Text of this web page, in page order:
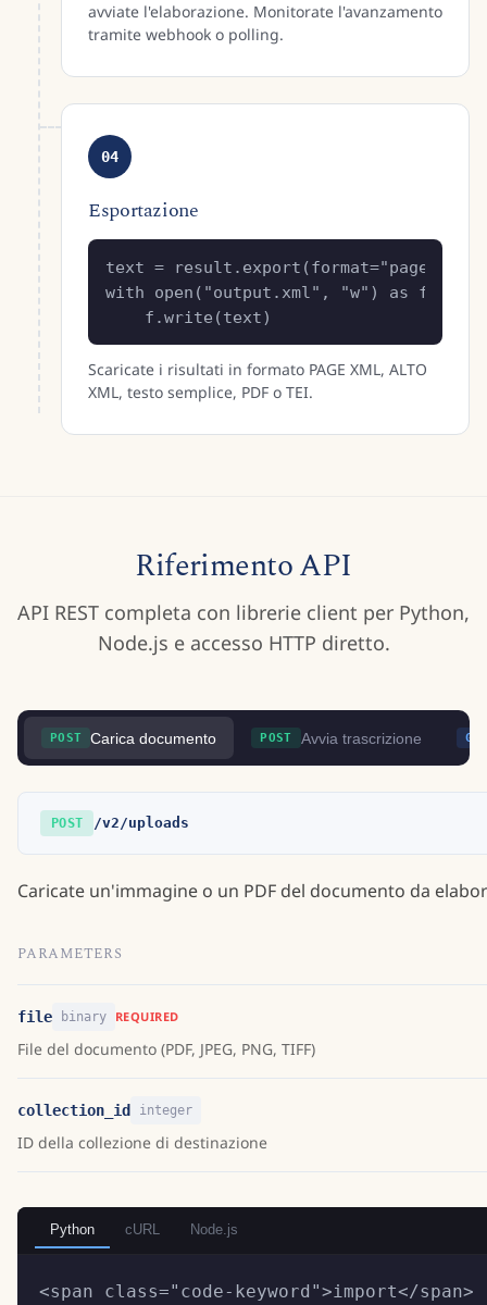
avviate l'elaborazione. Monitorate l'avanzamento
tramite webhook o polling.
04
Esportazione
text = result.export(format="page-xml")
with open("output.xml", "w") as f:
    f.write(text)
Scaricate i risultati in formato PAGE XML, ALTO
XML, testo semplice, PDF o TEI.
Riferimento API
API REST completa con librerie client per Python,
Node.js e accesso HTTP diretto.
POST Carica documento POST Avvia trascrizione
POST /v2/uploads
Caricate un'immagine o un PDF del documento da
PARAMETERS
file binary REQUIRED
File del documento (PDF, JPEG, PNG, TIFF)
collection_id integer
ID della collezione di destinazione
Python cURL Node.js
<span class="code-keyword">import</span>